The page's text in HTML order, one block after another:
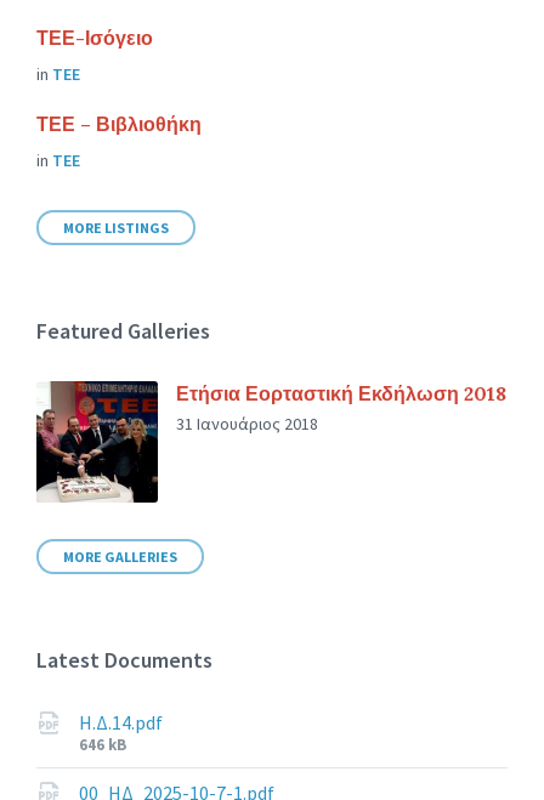
ΤΕΕ-Ισόγειο
in ΤΕΕ
ΤΕΕ – Βιβλιοθήκη
in ΤΕΕ
MORE LISTINGS
Featured Galleries
Ετήσια Εορταστική Εκδήλωση 2018
31 Ιανουάριος 2018
MORE GALLERIES
Latest Documents
Η.Δ.14.pdf
File
size:
646 kB
00_ΗΔ_2025-10-7-1.pdf